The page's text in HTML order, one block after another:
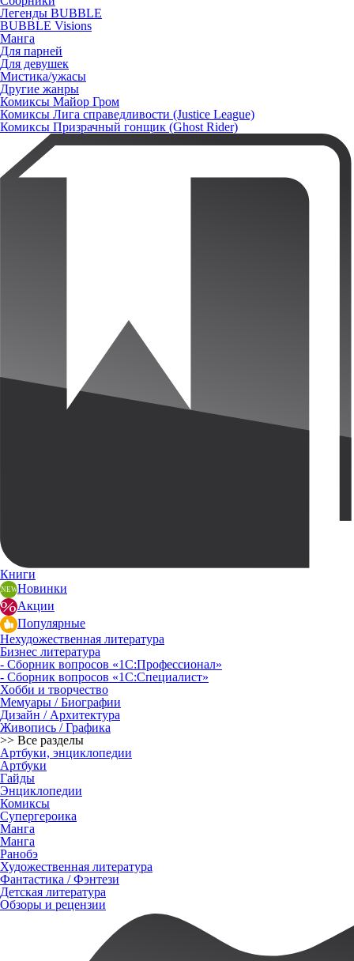
Легенды BUBBLE
BUBBLE Visions
Манга
Для парней
Для девушек
Мистика/ужасы
Другие жанры
Комиксы Майор Гром
Комиксы Лига справедливости (Justice League)
Комиксы Призрачный гонщик (Ghost Rider)
Книги
Новинки
Акции
Популярные
Нехудожественная литература
Бизнес литература
- Сборник вопросов «1С:Профессионал»
- Сборник вопросов «1С:Специалист»
Хобби и творчество
Мемуары / Биографии
Дизайн / Архитектура
Живопись / Графика
>> Все разделы
Артбуки, энциклопедии
Артбуки
Гайды
Энциклопедии
Комиксы
Супергероика
Манга
Манга
Ранобэ
Художественная литература
Фантастика / Фэнтези
Детская литература
Обзоры и рецензии